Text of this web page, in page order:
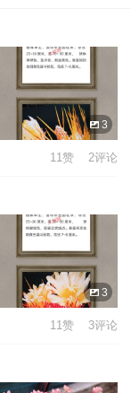
3
11赞 2评论
3
11赞 3评论